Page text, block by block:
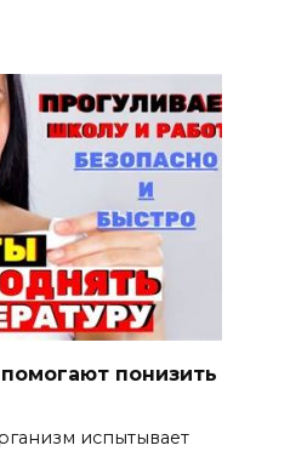
понизить
испытывает